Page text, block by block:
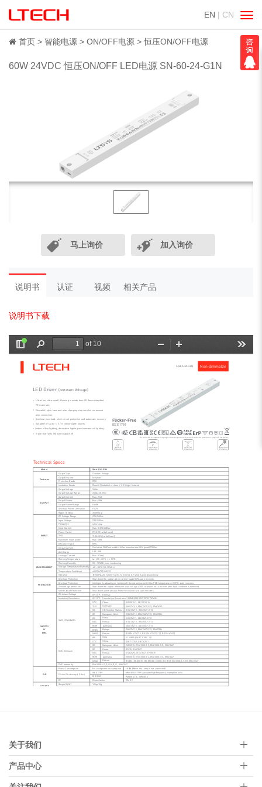
EN | CN
切
换
导
航
首页 智能电源 ON/OFF电源 恒压ON/OFF电源
60W 24VDC 恒压ON/OFF LED电源 SN-60-24-G1N
马上询价 加入询价
说明书 认证 视频 相关产品
说明书下载
关于我们
产品中心